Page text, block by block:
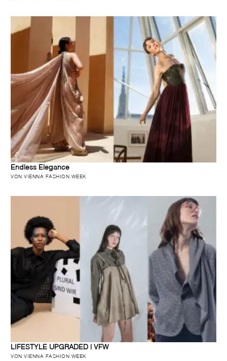
Endless Elegance
VON VIENNA FASHION WEEK
LIFESTYLE UPGRADED | VFW
VON VIENNA FASHION WEEK